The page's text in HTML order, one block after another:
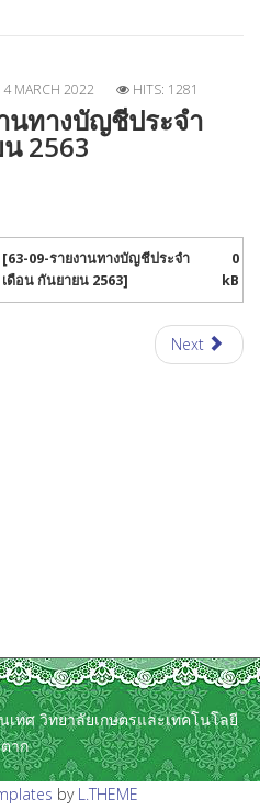
MARCH 2022 HITS: 1281
นทางบัญชีประจำ
2563
[63-09-รายงานทางบัญชีประจำ
เดือน กันยายน 2563]
0
kB
Next
ทศ วิทยาลัยเกษตรและเทคโนโลยี
ตาก
by L.THEME